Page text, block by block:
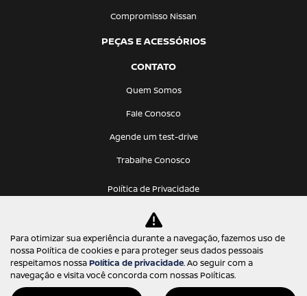
Compromisso Nissan
PEÇAS E ACESSÓRIOS
CONTATO
Quem Somos
Fale Conosco
Agende um test-drive
Trabalhe Conosco
Política de Privacidade
Para otimizar sua experiência durante a navegação, fazemos uso de
nossa Política de cookies e para proteger seus dados pessoais
respeitamos nossaPolítica de privacidade. Ao seguir com a
navegação e visita você concorda com nossas Políticas.